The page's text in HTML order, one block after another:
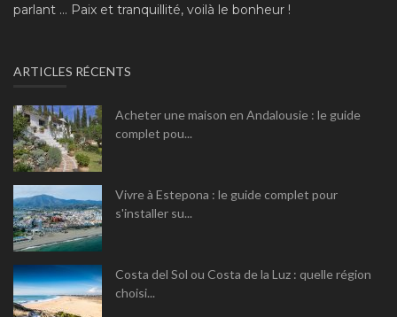
parlant ... Paix et tranquillité, voilà le bonheur !
ARTICLES RÉCENTS
Acheter une maison en Andalousie : le guide
complet pou...
Vivre à Estepona : le guide complet pour
s'installer su...
Costa del Sol ou Costa de la Luz : quelle région
choisi...